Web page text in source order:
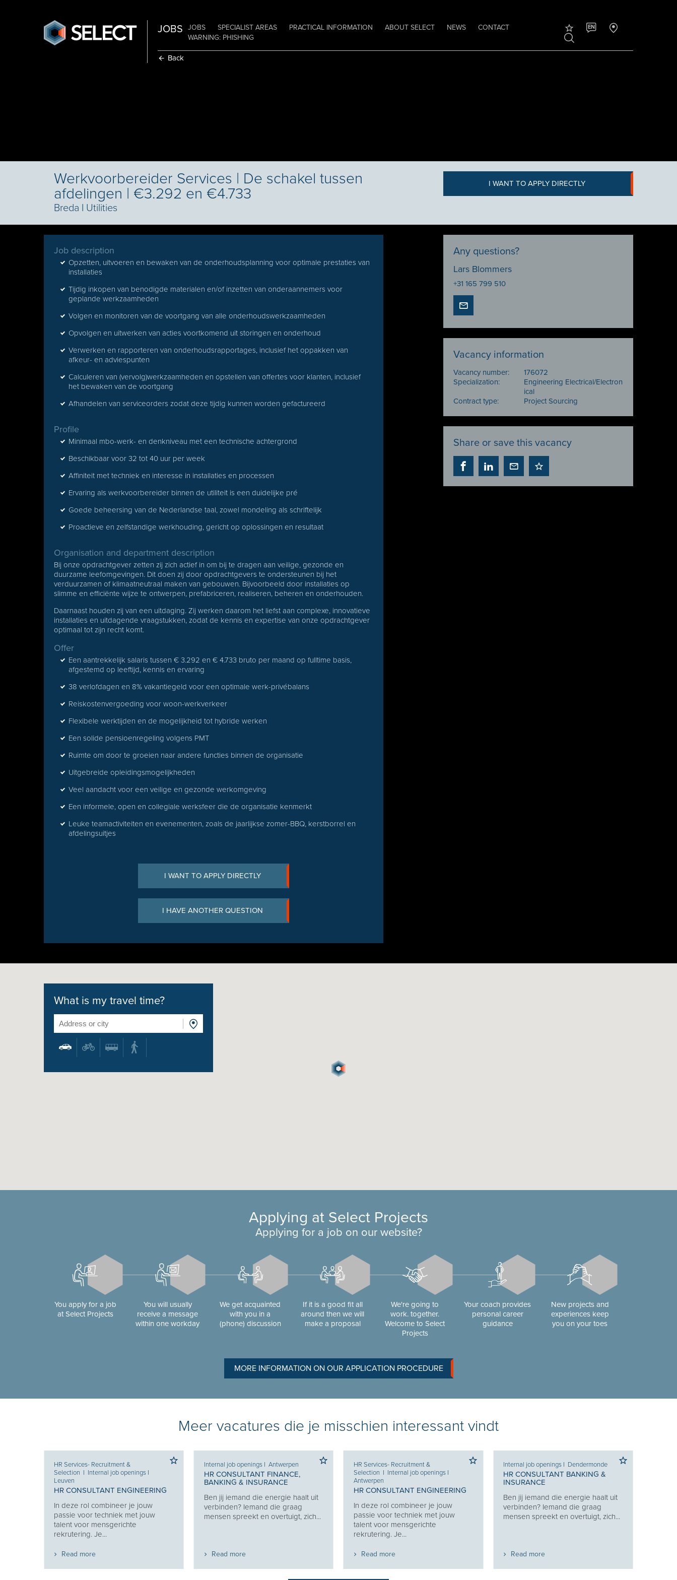
JOBS JOBS SPECIALIST AREAS PRACTICAL INFORMATION ABOUT SELECT NEWS
CONTACT
WARNING: PHISHING
EN
Back
Werkvoorbereider Services | De schakel tussen
afdelingen | €3.292 en €4.733
Breda I Utilities
I WANT TO APPLY DIRECTLY
Job description
Opzetten, uitvoeren en bewaken van de onderhoudsplanning voor optimale prestaties van
installaties
Tijdig inkopen van benodigde materialen en/of inzetten van onderaannemers voor
geplande werkzaamheden
Volgen en monitoren van de voortgang van alle onderhoudswerkzaamheden
Opvolgen en uitwerken van acties voortkomend uit storingen en onderhoud
Verwerken en rapporteren van onderhoudsrapportages, inclusief het oppakken van
afkeur- en adviespunten
Calculeren van (vervolg)werkzaamheden en opstellen van offertes voor klanten, inclusief
het bewaken van de voortgang
Afhandelen van serviceorders zodat deze tijdig kunnen worden gefactureerd
Profile
Minimaal mbo-werk- en denkniveau met een technische achtergrond
Beschikbaar voor 32 tot 40 uur per week
Affiniteit met techniek en interesse in installaties en processen
Ervaring als werkvoorbereider binnen de utiliteit is een duidelijke pré
Goede beheersing van de Nederlandse taal, zowel mondeling als schriftelijk
Proactieve en zelfstandige werkhouding, gericht op oplossingen en resultaat
Organisation and department description
Bij onze opdrachtgever zetten zij zich actief in om bij te dragen aan veilige, gezonde en
duurzame leefomgevingen. Dit doen zij door opdrachtgevers te ondersteunen bij het
verduurzamen of klimaatneutraal maken van gebouwen. Bijvoorbeeld door installaties op
slimme en efficiënte wijze te ontwerpen, prefabriceren, realiseren, beheren en onderhouden.
Daarnaast houden zij van een uitdaging. Zij werken daarom het liefst aan complexe, innovatieve
installaties en uitdagende vraagstukken, zodat de kennis en expertise van onze opdrachtgever
optimaal tot zijn recht komt.
Offer
Een aantrekkelijk salaris tussen € 3.292 en € 4.733 bruto per maand op fulltime basis,
afgestemd op leeftijd, kennis en ervaring
38 verlofdagen en 8% vakantiegeld voor een optimale werk-privébalans
Reiskostenvergoeding voor woon-werkverkeer
Flexibele werktijden en de mogelijkheid tot hybride werken
Een solide pensioenregeling volgens PMT
Ruimte om door te groeien naar andere functies binnen de organisatie
Uitgebreide opleidingsmogelijkheden
Veel aandacht voor een veilige en gezonde werkomgeving
Een informele, open en collegiale werksfeer die de organisatie kenmerkt
Leuke teamactiviteiten en evenementen, zoals de jaarlijkse zomer-BBQ, kerstborrel en
afdelingsuitjes
I WANT TO APPLY DIRECTLY
I HAVE ANOTHER QUESTION
Any questions?
Lars Blommers
+31 165 799 510
Vacancy information
Vacancy number:
176072
Specialization:
Engineering Electrical/Electron
ical
Contract type:
Project Sourcing
Share or save this vacancy
What is my travel time?
Applying at Select Projects
Applying for a job on our website?
You apply for a job
at Select Projects
You will usually
receive a message
within one workday
We get acquainted
with you in a
(phone) discussion
If it is a good fit all
around then we will
make a proposal
We're going to
work. together.
Welcome to Select
Projects
Your coach provides
personal career
guidance
New projects and
experiences keep
you on your toes
MORE INFORMATION ON OUR APPLICATION PROCEDURE
Meer vacatures die je misschien interessant vindt
HR Services- Recruitment &
Selection I Internal job openings I
Leuven
HR CONSULTANT ENGINEERING
In deze rol combineer je jouw
passie voor techniek met jouw
talent voor mensgerichte
rekrutering. Je...
Read more
Internal job openings I Antwerpen
HR CONSULTANT FINANCE,
BANKING & INSURANCE
Ben jij iemand die energie haalt uit
verbinden? Iemand die graag
mensen spreekt en overtuigt, zich...
Read more
HR Services- Recruitment &
Selection I Internal job openings I
Antwerpen
HR CONSULTANT ENGINEERING
In deze rol combineer je jouw
passie voor techniek met jouw
talent voor mensgerichte
rekrutering. Je...
Read more
Internal job openings I Dendermonde
HR CONSULTANT BANKING &
INSURANCE
Ben jij iemand die energie haalt uit
verbinden? Iemand die graag
mensen spreekt en overtuigt, zich...
Read more